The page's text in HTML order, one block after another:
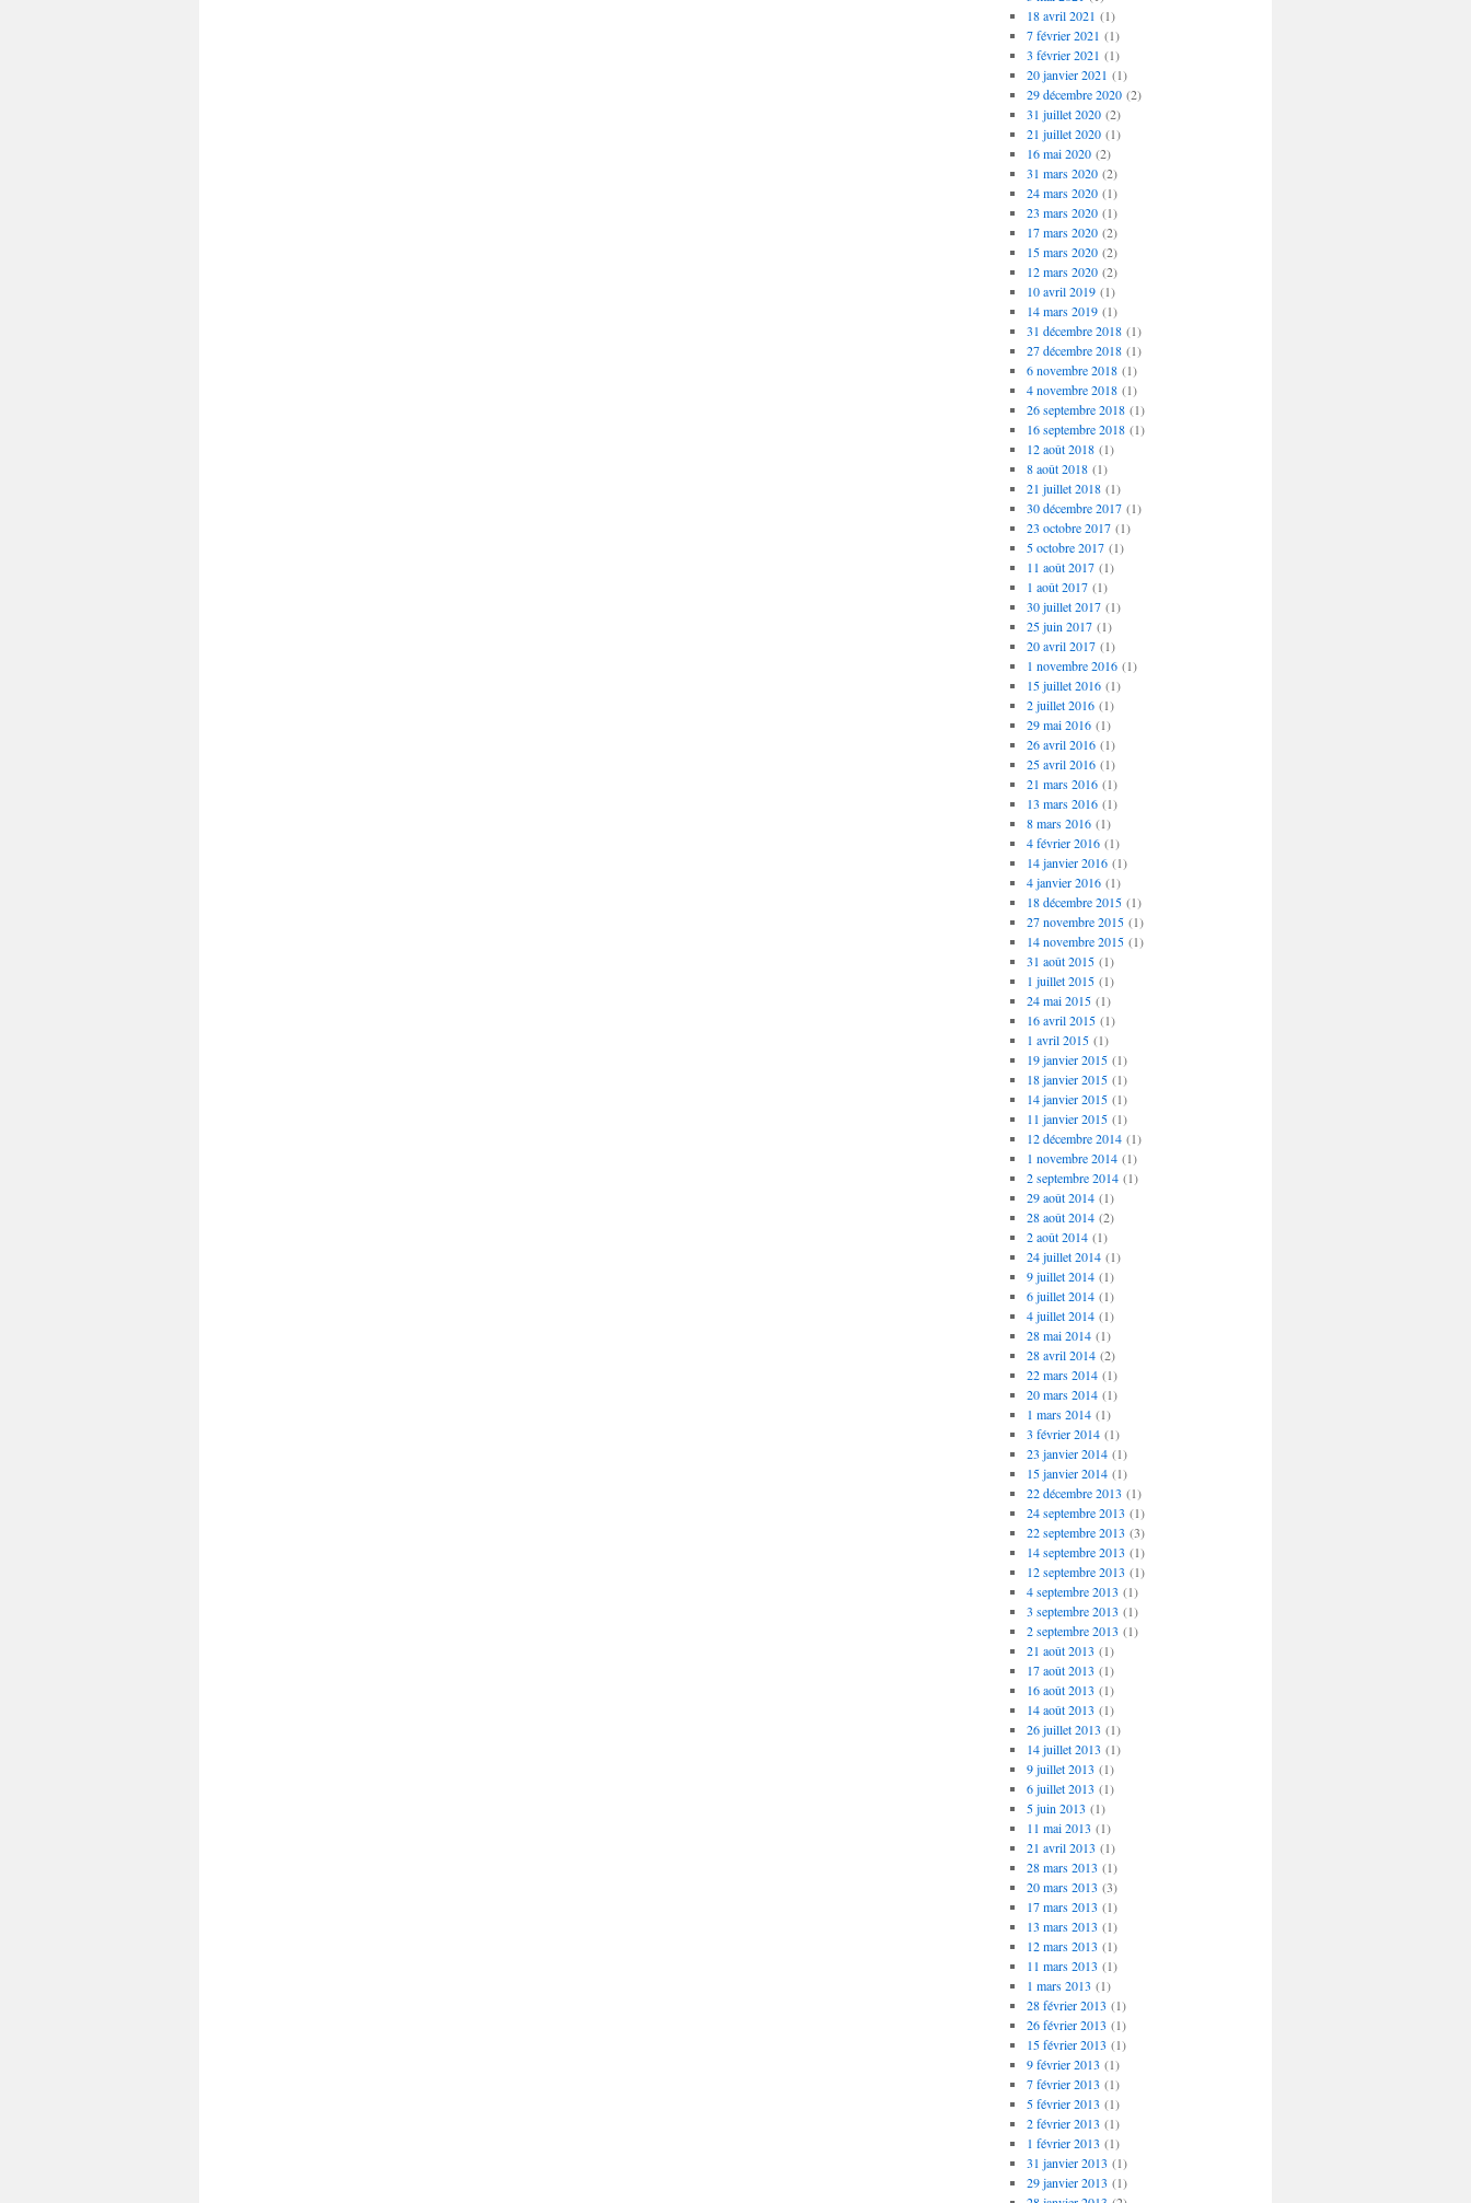
18 avril 2021 (1)
7 février 2021 (1)
3 février 2021 (1)
20 janvier 2021 (1)
29 décembre 2020(2)
31 juillet 2020(2)
21 juillet 2020(1)
16 mai 2020(2)
31 mars 2020(2)
24 mars 2020(1)
23 mars 2020(1)
17 mars 2020(2)
15 mars 2020(2)
12 mars 2020(2)
10 avril 2019(1)
14 mars 2019(1)
31 décembre 2018(1)
27 décembre 2018(1)
6 novembre 2018(1)
4 novembre 2018(1)
26 septembre 2018(1)
16 septembre 2018(1)
12 août 2018(1)
8 août 2018(1)
21 juillet 2018(1)
30 décembre 2017(1)
23 octobre 2017(1)
5 octobre 2017(1)
11 août 2017(1)
1 août 2017(1)
30 juillet 2017(1)
25 juin 2017(1)
20 avril 2017(1)
1 novembre 2016(1)
15 juillet 2016(1)
2 juillet 2016(1)
29 mai 2016(1)
26 avril 2016(1)
25 avril 2016(1)
21 mars 2016(1)
13 mars 2016(1)
8 mars 2016(1)
4 février 2016(1)
14 janvier 2016(1)
4 janvier 2016(1)
18 décembre 2015(1)
27 novembre 2015(1)
14 novembre 2015(1)
31 août 2015(1)
1 juillet 2015(1)
24 mai 2015(1)
16 avril 2015(1)
1 avril 2015(1)
19 janvier 2015(1)
18 janvier 2015(1)
14 janvier 2015(1)
11 janvier 2015(1)
12 décembre 2014(1)
1 novembre 2014(1)
2 septembre 2014(1)
29 août 2014(1)
28 août 2014(2)
2 août 2014(1)
24 juillet 2014(1)
9 juillet 2014(1)
6 juillet 2014(1)
4 juillet 2014(1)
28 mai 2014(1)
28 avril 2014(2)
22 mars 2014(1)
20 mars 2014(1)
1 mars 2014(1)
3 février 2014(1)
23 janvier 2014(1)
15 janvier 2014(1)
22 décembre 2013 (1)
24 septembre 2013 (1)
22 septembre 2013 (3)
14 septembre 2013 (1)
12 septembre 2013 (1)
4 septembre 2013 (1)
3 septembre 2013 (1)
2 septembre 2013 (1)
21 août 2013 (1)
17 août 2013 (1)
16 août 2013 (1)
14 août 2013 (1)
26 juillet 2013 (1)
14 juillet 2013 (1)
9 juillet 2013 (1)
6 juillet 2013 (1)
5 juin 2013 (1)
11 mai 2013 (1)
21 avril 2013 (1)
28 mars 2013 (1)
20 mars 2013 (3)
17 mars 2013 (1)
13 mars 2013 (1)
12 mars 2013 (1)
11 mars 2013 (1)
1 mars 2013 (1)
28 février 2013 (1)
26 février 2013 (1)
15 février 2013 (1)
9 février 2013 (1)
7 février 2013 (1)
5 février 2013 (1)
2 février 2013 (1)
1 février 2013 (1)
31 janvier 2013 (1)
29 janvier 2013 (1)